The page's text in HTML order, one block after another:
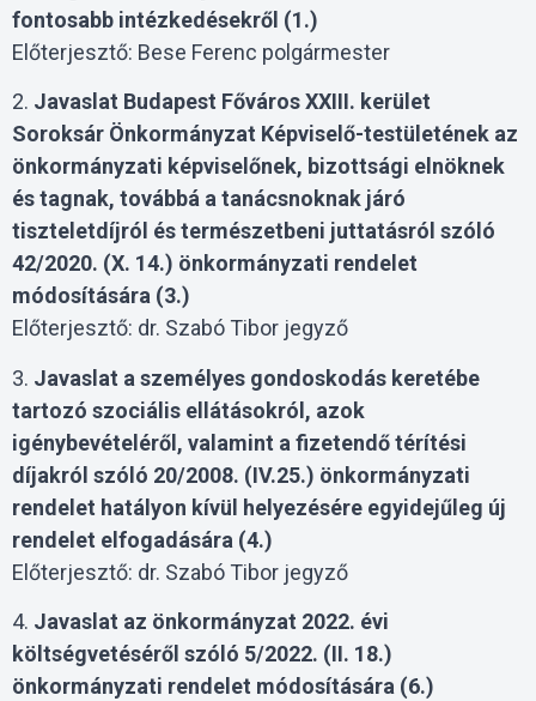
fontosabb intézkedésekről (1.)
Előterjesztő: Bese Ferenc polgármester
2. Javaslat Budapest Főváros XXIII. kerület
Soroksár Önkormányzat Képviselő-testületének az
önkormányzati képviselőnek, bizottsági elnöknek
és tagnak, továbbá a tanácsnoknak járó
tiszteletdíjról és természetbeni juttatásról szóló
42/2020. (X. 14.) önkormányzati rendelet
módosítására (3.)
Előterjesztő: dr. Szabó Tibor jegyző
3. Javaslat a személyes gondoskodás keretébe
tartozó szociális ellátásokról, azok
igénybevételéről, valamint a fizetendő térítési
díjakról szóló 20/2008. (IV.25.) önkormányzati
rendelet hatályon kívül helyezésére egyidejűleg új
rendelet elfogadására (4.)
Előterjesztő: dr. Szabó Tibor jegyző
4. Javaslat az önkormányzat 2022. évi
költségvetéséről szóló 5/2022. (II. 18.)
önkormányzati rendelet módosítására (6.)